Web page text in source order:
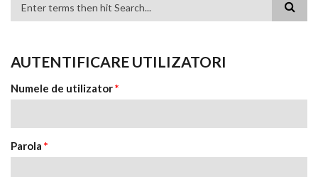
FORMULAR DE CĂUTARE
AUTENTIFICARE UTILIZATORI
Numele de utilizator*
Parola *